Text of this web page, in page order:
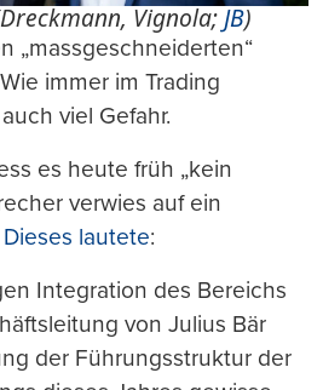
Vignola; JB)
„massgeschneiderten“
immer im Trading
viel Gefahr.
es heute früh „kein
verwies auf ein
Dieses lautete:
Integration des Bereichs
von Julius Bär
der Führungsstruktur der